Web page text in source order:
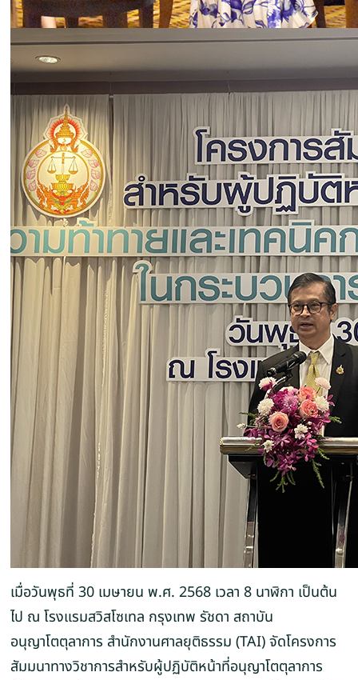
เมื่อวันพุธที่ 30 เมษายน พ.ศ. 2568 เวลา 8 นาฬิกา เป็นต้น
ไป ณ โรงแรมสวิสโซเทล กรุงเทพ รัชดา สถาบัน
อนุญาโตตุลาการ สำนักงานศาลยุติธรรม (TAI) จัดโครงการ
สัมมนาทางวิชาการสำหรับผู้ปฏิบัติหน้าที่อนุญาโตตุลาการ